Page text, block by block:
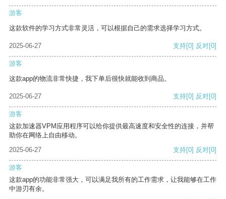
游客
这款软件的学习方式非常灵活，可以根据自己的需求选择学习方式。
2025-06-27 支持[0] 反对[0]
游客
这款app的物流非常快捷，我下单后很快就能收到商品。
2025-06-27 支持[0] 反对[0]
游客
这款加速器VPM应用程序可以给你提供最高速度和安全性的连接，并帮
助你在网络上自由移动。
2025-06-27
支持[0] 反对[0]
游客
这款app的功能非常强大，可以满足我所有的工作需求，让我能够在工作
中游刃有余。